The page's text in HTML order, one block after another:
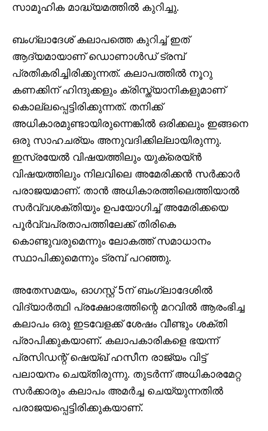
സാമൂഹിക മാദ്ധ്യമത്തിൽ കുറിച്ചു.
ബംഗ്ലാദേശ് കലാപത്തെ കുറിച്ച് ഇത്
ആദ്യമായാണ് ഡൊണാൾഡ് ട്രമ്പ്
പ്രതികരിച്ചിരിക്കുന്നത്. കലാപത്തിൽ നൂറു
കണക്കിന് ഹിന്ദുക്കളും ക്രിസ്ത്യാനികളുമാണ്
കൊല്ലപ്പെട്ടിരിക്കുന്നത്. തനിക്ക്
അധികാരമുണ്ടായിരുന്നെങ്കിൽ ഒരിക്കലും ഇങ്ങനെ
ഒരു സാഹചര്യം അനുവദിക്കില്ലായിരുന്നു.
ഇസ്രയേൽ വിഷയത്തിലും യുക്രെയ്ൻ
വിഷയത്തിലും നിലവിലെ അമേരിക്കൻ സർക്കാർ
പരാജയമാണ്. താൻ അധികാരത്തിലെത്തിയാൽ
സർവ്വശക്തിയും ഉപയോഗിച്ച് അമേരിക്കയെ
പൂർവ്വപ്രതാപത്തിലേക്ക് തിരികെ
കൊണ്ടുവരുമെന്നും ലോകത്ത് സമാധാനം
സ്ഥാപിക്കുമെന്നും ട്രമ്പ് പറഞ്ഞു.
അതേസമയം, ഓഗസ്റ്റ് 5ന് ബംഗ്ലാദേശിൽ
വിദ്യാർത്ഥി പ്രക്ഷോഭത്തിന്റെ മറവിൽ ആരംഭിച്ച
കലാപം ഒരു ഇടവേളക്ക് ശേഷം വീണ്ടും ശക്തി
പ്രാപിക്കുകയാണ്. കലാപകാരികളെ ഭയന്ന്
പ്രസിഡന്റ് ഷെയ്ഖ് ഹസീന രാജ്യം വിട്ട്
പലായനം ചെയ്തിരുന്നു. തുടർന്ന് അധികാരമേറ്റ
സർക്കാരും കലാപം അമർച്ച ചെയ്യുന്നതിൽ
പരാജയപ്പെട്ടിരിക്കുകയാണ്.